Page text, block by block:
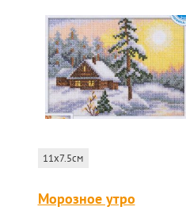
11x7.5см
Морозное утро